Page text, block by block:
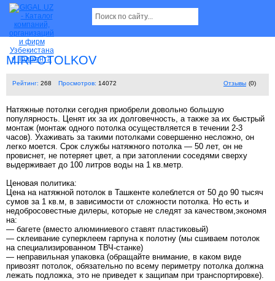
MIRPOTOLKOV
Рейтинг: 268 Просмотров: 14072 Отзывы (0)
Натяжные потолки сегодня приобрели довольно большую
популярность. Ценят их за их долговечность, а также за их быстрый
монтаж (монтаж одного потолка осуществляется в течении 2-3
часов). Ухаживать за такими потолками совершенно несложно, он
легко моется. Срок службы натяжного потолка — 50 лет, он не
провиснет, не потеряет цвет, а при затоплении соседями сверху
выдерживает до 100 литров воды на 1 кв.метр.
Ценовая политика:
Цена на натяжной потолок в Ташкенте колеблется от 50 до 90 тысяч
сумов за 1 кв.м, в зависимости от сложности потолка. Но есть и
недобросовестные дилеры, которые не следят за качеством,экономя
на:
— багете (вместо алюминиевого ставят пластиковый)
— склеивание суперклеем гарпуна к полотну (мы сшиваем потолок
на специализированном ТВЧ-станке)
— неправильная упаковка (обращайте внимание, в каком виде
привозят потолок, обязательно по всему периметру потолка должна
лежать подложка, это не приведет к защипам при транспортировке).